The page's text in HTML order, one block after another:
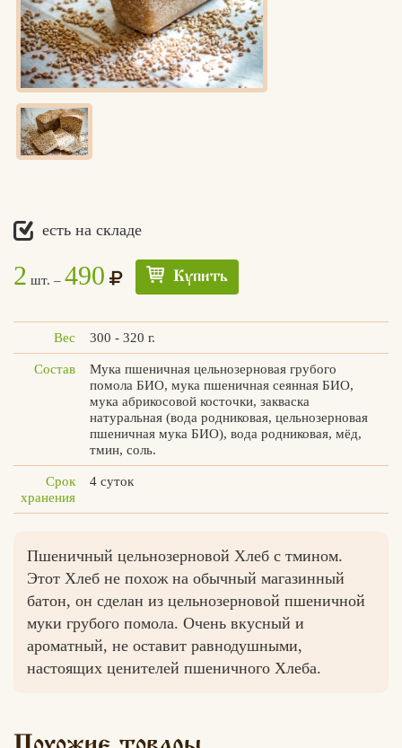
Едлин
есть на складе
2 шт. – 490 Купить
Вес 300 - 320 г.
Состав
Мука пшеничная цельнозерновая грубого
помола БИО, мука пшеничная сеянная БИО,
мука абрикосовой косточки, закваска
натуральная (вода родниковая, цельнозерновая
пшеничная мука БИО), вода родниковая, мёд,
тмин, соль.
Срок
хранения
4 суток
Пшеничный цельнозерновой Хлеб с тмином.
Этот Хлеб не похож на обычный магазинный
батон, он сделан из цельнозерновой пшеничной
муки грубого помола. Очень вкусный и
ароматный, не оставит равнодушными,
настоящих ценителей пшеничного Хлеба.